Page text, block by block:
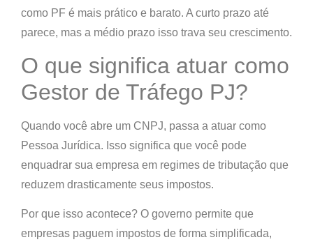
como PF é mais prático e barato. A curto prazo até
parece, mas a médio prazo isso trava seu crescimento.
O que significa atuar como
Gestor de Tráfego PJ?
Quando você abre um CNPJ, passa a atuar como
Pessoa Jurídica. Isso significa que você pode
enquadrar sua empresa em regimes de tributação que
reduzem drasticamente seus impostos.
Por que isso acontece? O governo permite que
empresas paguem impostos de forma simplificada,